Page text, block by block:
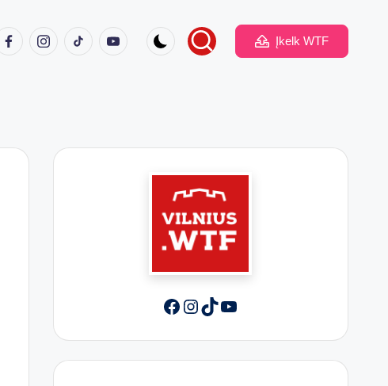
Instagram
TikTokYoutube Įkelk WTF
Facebook
Instagram
TikTokYouTube